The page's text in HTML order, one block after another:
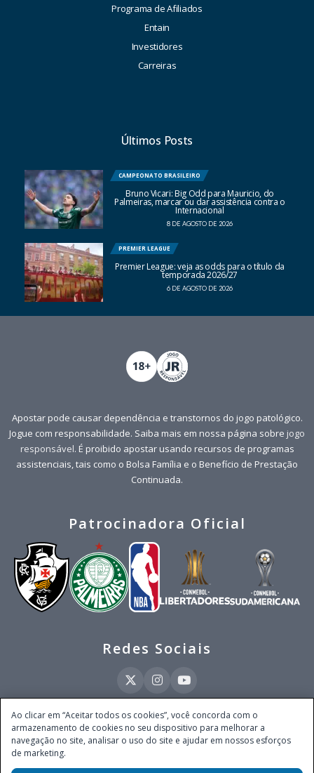
Programa de Afiliados
Entain
Investidores
Carreiras
Últimos Posts
CAMPEONATO BRASILEIRO
Bruno Vicari: Big Odd para Mauricio, do
Palmeiras, marcar ou dar assistência contra o
Internacional
8 DE AGOSTO DE 2026
PREMIER LEAGUE
Premier League: veja as odds para o título da
temporada 2026/27
6 DE AGOSTO DE 2026
Apostar pode causar dependência e transtornos do jogo patológico.
Jogue com responsabilidade. Saiba mais em nossa página sobre jogo
responsável. É proibido apostar usando recursos de programas
assistenciais, tais como o Bolsa Família e o Benefício de Prestação
Continuada.
Patrocinadora Oficial
Redes Sociais
Este site é operado pela Ventmear Brasil LTDA (CNPJ 52.868.380/0001-84), com
endereço na Avenida Brigadeiro Faria Lima, nº 4.055, 3º andar, Itaim Bibi, no
Município de São Paulo, Estado de São Paulo, CEP 04538-133, Brasil - empresa
Ao clicar em “Aceitar todos os cookies”, você concorda com o
armazenamento de cookies no seu dispositivo para melhorar a
navegação no site, analisar o uso do site e ajudar em nossos esforços
de marketing.